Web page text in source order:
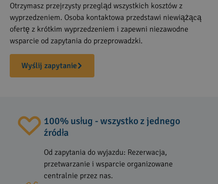
Otrzymasz przejrzysty przegląd wszystkich kosztów z
wyprzedzeniem. Osoba kontaktowa przedstawi niewiążącą
ofertę z krótkim wyprzedzeniem i zapewni niezawodne
wsparcie od zapytania do przeprowadzki.
Wyślij zapytanie
100% usług - wszystko z jednego
źródła
Od zapytania do wyjazdu: Rezerwacja,
przetwarzanie i wsparcie organizowane
centralnie przez nas.